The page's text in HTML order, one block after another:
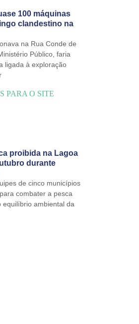
100 máquinas
clandestino na
na Rua Conde de
Público, faria
ligada à exploração
proibida na Lagoa
durante
de cinco municípios
combater a pesca
equilíbrio ambiental da